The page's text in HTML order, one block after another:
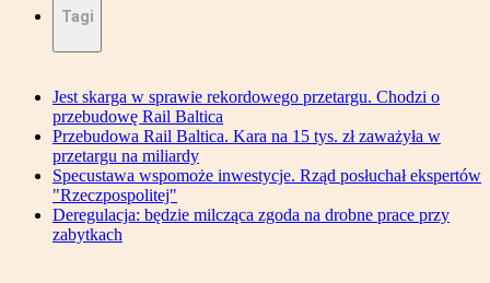
Tagi
Jest skarga w sprawie rekordowego przetargu. Chodzi o
przebudowę Rail Baltica
Przebudowa Rail Baltica. Kara na 15 tys. zł zaważyła w
przetargu na miliardy
Specustawa wspomoże inwestycje. Rząd posłuchał ekspertów
"Rzeczpospolitej"
Deregulacja: będzie milcząca zgoda na drobne prace przy
zabytkach